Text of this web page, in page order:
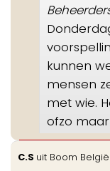
kunnen
mensen
met wie.
ofzo
C.S uit Boom België